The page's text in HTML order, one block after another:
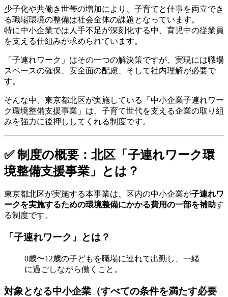
少子化や共働き世帯の増加により、子育てと仕事を両立でき
る職場環境の整備は社会全体の課題となっています。
特に中小企業では人手不足が深刻化する中、育児中の従業員
を支える仕組みが求められています。
「子連れワーク」はその一つの解決策ですが、実現には職場
スペースの確保、安全面の配慮、そして社内理解が必要で
す。
そんな中、東京都北区が実施している「中小企業子連れワー
ク環境整備支援事業」は、子育て世代を支える企業の取り組
みを強力に後押ししてくれる制度です。
✅ 制度の概要：北区「子連れワーク環
境整備支援事業」とは？
東京都北区が実施する本事業は、区内の中小企業が子連れワ
ークを実施するための環境整備にかかる費用の一部を補助す
る制度です。
「子連れワーク」とは？
0歳〜12歳の子どもを職場に連れて出勤し、一緒
に過ごしながら働くこと。
対象となる中小企業（すべての条件を満たす必要